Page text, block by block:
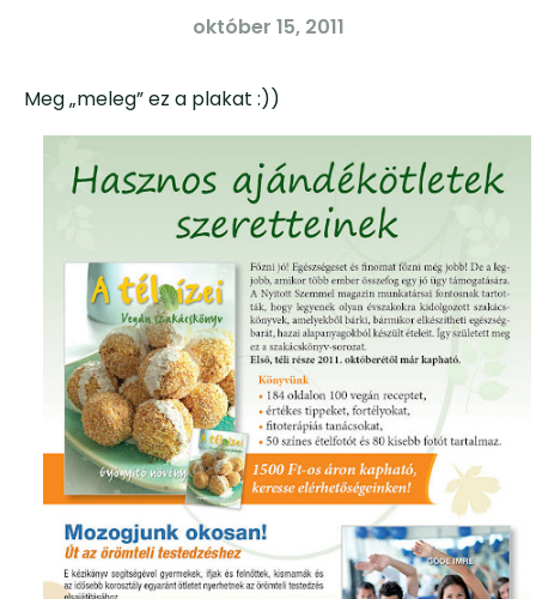
október 15, 2011
Meg „meleg” ez a plakat :))